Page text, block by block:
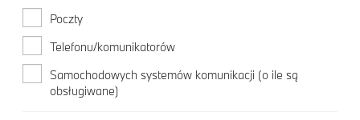
Poczty
Telefonu/komunikatorów
Samochodowych systemów komunikacji (o ile są
obsługiwane)